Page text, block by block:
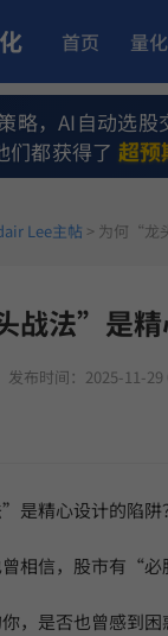
首页 量
略，AI自动选股
们都获得了 超预
Lee主帖 > 为何“龙
战法”是精
发布时间：2025-11-29
是精心设计的陷阱
相信，股市有“必
，是否也曾感到